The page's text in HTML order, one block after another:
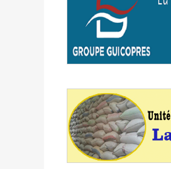
Politique-
Centralisation des
formation
des votes) avant le 16
Politique-Double
du 16 au 31 mai 2026
Politique-Délégués